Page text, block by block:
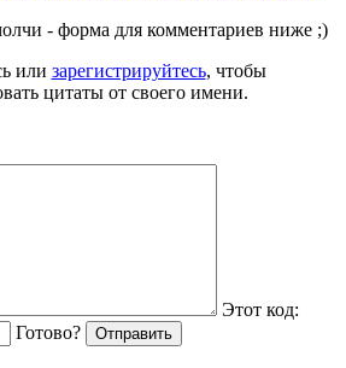
- форма для комментариев ниже ;)
или зарегистрируйтесь, чтобы
цитаты от своего имени.
Этот код:
Готово?